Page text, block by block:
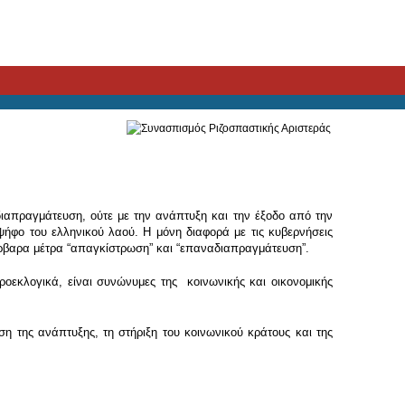
ούτε με την ανάπτυξη και την έξοδο από την
του ελληνικού λαού. Η μόνη διαφορά με τις κυβερνήσεις
μέτρα “απαγκίστρωση” και “επαναδιαπραγμάτευση”.
είναι συνώνυμες της κοινωνικής και οικονομικής
της ανάπτυξης, τη στήριξη του κοινωνικού κράτους και της